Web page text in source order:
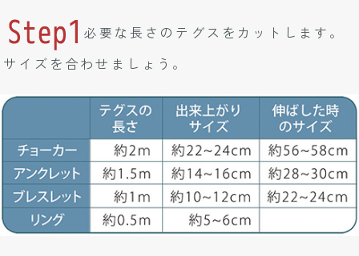
必要な長さのテグスをカットします。
サイズを合わせましょう。